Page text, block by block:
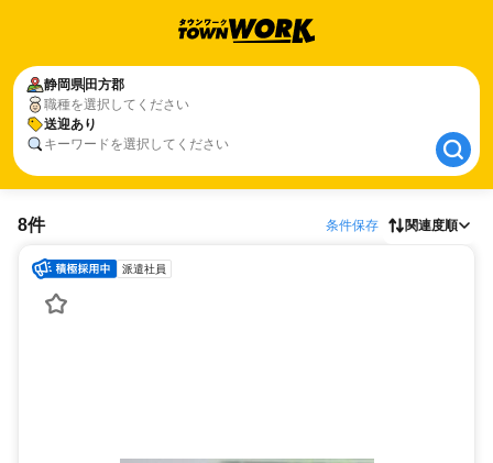
静岡県 田方郡
職種を選択してください
送迎あり
キーワードを選択してください
静岡県 田方郡
送迎あり
8件 条件保存 関連度順
派遣社員